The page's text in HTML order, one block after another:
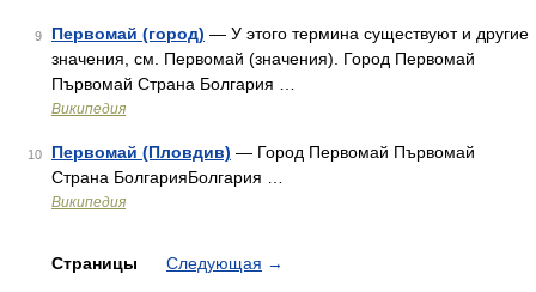
9 Первомай (город) — У этого термина существуют и другие
значения, см. Первомай (значения). Город Первомай
Първомай Страна Болгария …
Википедия
10 Первомай (Пловдив) — Город Первомай Първомай
Страна БолгарияБолгария …
Википедия
Страницы Следующая →